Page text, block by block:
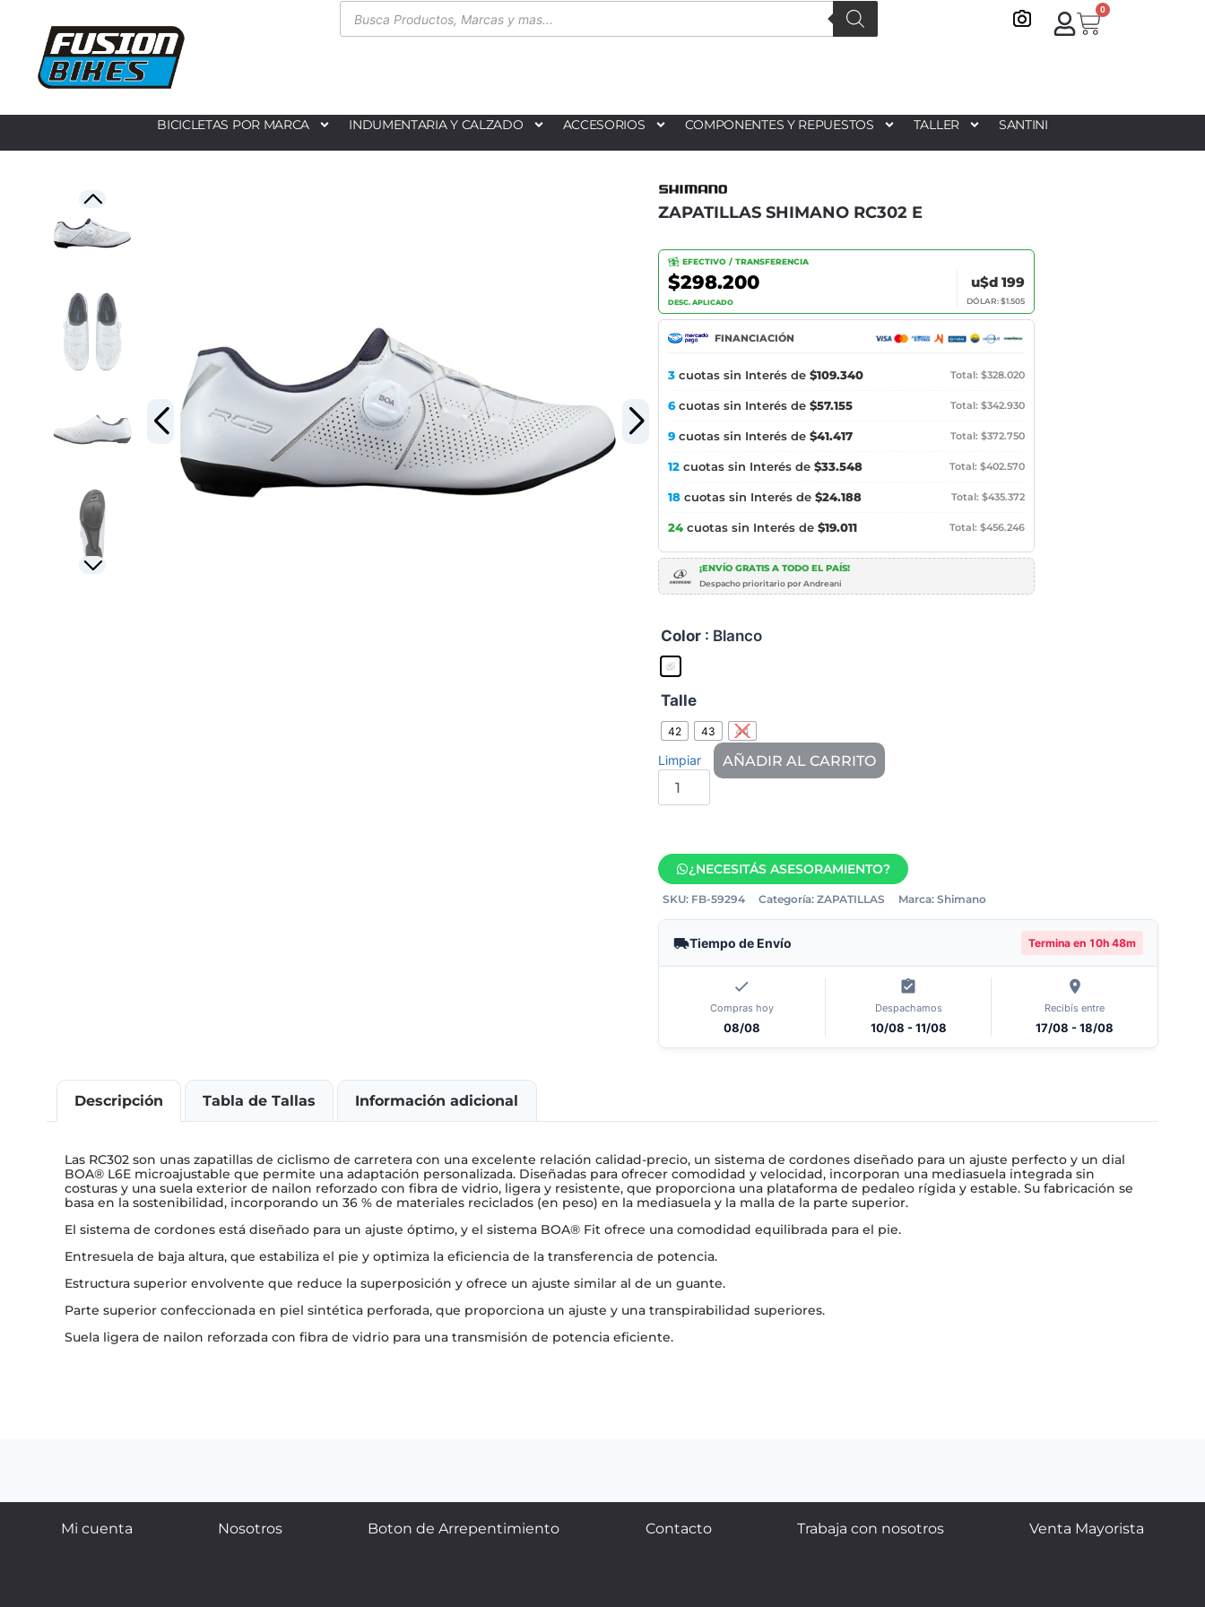
0
BICICLETAS POR MARCA INDUMENTARIA Y CALZADO ACCESORIOS COMPONENTES Y REPUESTOS TALLER SANTINI
ZAPATILLAS SHIMANO RC302 E
EFECTIVO / TRANSFERENCIA
$298.200
DESC. APLICADO
u$d 199
DÓLAR: $1.505
FINANCIACIÓN
3 cuotas sin Interés de $109.340 Total: $328.020
6cuotas sin Interés de $57.155 Total: $342.930
9 cuotas sin Interés de $41.417 Total: $372.750
12 cuotas sin Interés de $33.548 Total: $402.570
18 cuotas sin Interés de $24.188 Total: $435.372
24 cuotas sin Interés de $19.011 Total: $456.246
¡ENVÍO GRATIS A TODO EL PAÍS!
Despacho prioritario por Andreani
Color : Blanco
Talle
42 43 44
Limpiar AÑADIR AL CARRITO
¿NECESITÁS ASESORAMIENTO?
SKU: FB-59294 Categoría: ZAPATILLAS Marca: Shimano
Tiempo de Envío Termina en 10h 48m
Compras hoy
08/08
Despachamos
10/08 - 11/08
Recibís entre
17/08 - 18/08
Descripción Tabla de Tallas Información adicional
Las RC302 son unas zapatillas de ciclismo de carretera con una excelente relación calidad-precio, un sistema de cordones diseñado para un ajuste perfecto y un dial
BOA® L6E microajustable que permite una adaptación personalizada. Diseñadas para ofrecer comodidad y velocidad, incorporan una mediasuela integrada sin
costuras y una suela exterior de nailon reforzado con fibra de vidrio, ligera y resistente, que proporciona una plataforma de pedaleo rígida y estable. Su fabricación se
basa en la sostenibilidad, incorporando un 36 % de materiales reciclados (en peso) en la mediasuela y la malla de la parte superior.
El sistema de cordones está diseñado para un ajuste óptimo, y el sistema BOA® Fit ofrece una comodidad equilibrada para el pie.
Entresuela de baja altura, que estabiliza el pie y optimiza la eficiencia de la transferencia de potencia.
Estructura superior envolvente que reduce la superposición y ofrece un ajuste similar al de un guante.
Parte superior confeccionada en piel sintética perforada, que proporciona un ajuste y una transpirabilidad superiores.
Suela ligera de nailon reforzada con fibra de vidrio para una transmisión de potencia eficiente.
Mi cuenta Nosotros Boton de Arrepentimiento Contacto Trabaja con nosotros Venta Mayorista